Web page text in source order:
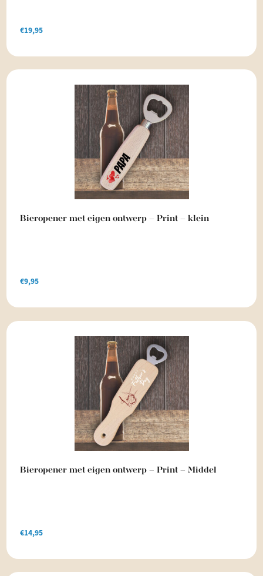
€19,95
Bieropener met eigen ontwerp – Print – klein
€9,95
Bieropener met eigen ontwerp – Print – Middel
€14,95